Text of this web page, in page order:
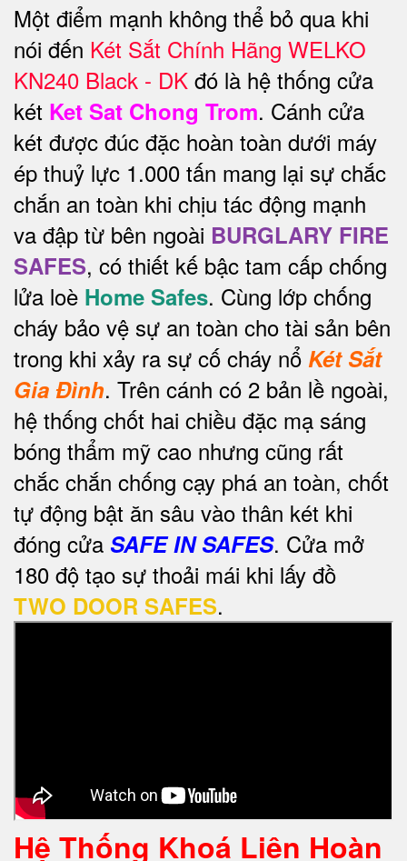
Một điểm mạnh không thể bỏ qua khi
nói đến Két Sắt Chính Hãng WELKO
KN240 Black - DK đó là hệ thống cửa
két Ket Sat Chong Trom. Cánh cửa
két được đúc đặc hoàn toàn dưới máy
ép thuỷ lực 1.000 tấn mang lại sự chắc
chắn an toàn khi chịu tác động mạnh
va đập từ bên ngoài BURGLARY FIRE
SAFES, có thiết kế bậc tam cấp chống
lửa loè Home Safes. Cùng lớp chống
cháy bảo vệ sự an toàn cho tài sản bên
trong khi xảy ra sự cố cháy nổ Két Sắt
Gia Đình. Trên cánh có 2 bản lề ngoài,
hệ thống chốt hai chiều đặc mạ sáng
bóng thẩm mỹ cao nhưng cũng rất
chắc chắn chống cạy phá an toàn, chốt
tự động bật ăn sâu vào thân két khi
đóng cửa SAFE IN SAFES. Cửa mở
180 độ tạo sự thoải mái khi lấy đồ
TWO DOOR SAFES.
Hệ Thống Khoá Liên Hoàn